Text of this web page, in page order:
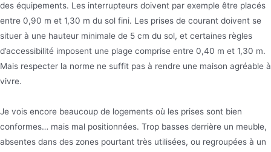
des équipements. Les interrupteurs doivent par exemple être placés
entre 0,90 m et 1,30 m du sol fini. Les prises de courant doivent se
situer à une hauteur minimale de 5 cm du sol, et certaines règles
d’accessibilité imposent une plage comprise entre 0,40 m et 1,30 m.
Mais respecter la norme ne suffit pas à rendre une maison agréable à
vivre.
Je vois encore beaucoup de logements où les prises sont bien
conformes… mais mal positionnées. Trop basses derrière un meuble,
absentes dans des zones pourtant très utilisées, ou regroupées à un